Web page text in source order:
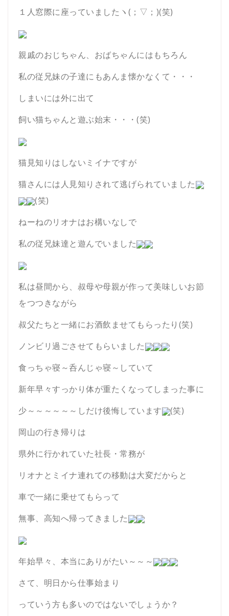
１人窓際に座っていましたヽ(；▽；)(笑)
親戚のおじちゃん、おばちゃんにはもちろん
私の従兄妹の子達にもあんま懐かなくて・・・
しまいには外に出て
飼い猫ちゃんと遊ぶ始末・・・(笑)
猫見知りはしないミイナですが
猫さんには人見知りされて逃げられていました
(笑)
ねーねのリオナはお構いなしで
私の従兄妹達と遊んでいました
私は昼間から、叔母や母親が作って美味しいお節
をつつきながら
叔父たちと一緒にお酒飲ませてもらったり(笑)
ノンビリ過ごさせてもらいました
食っちゃ寝～呑んじゃ寝～していて
新年早々すっかり体が重たくなってしまった事に
少～～～～～～しだけ後悔しています
(笑)
岡山の行き帰りは
県外に行かれていた社長・常務が
リオナとミイナ連れての移動は大変だからと
車で一緒に乗せてもらって
無事、高知へ帰ってきました
年始早々、本当にありがたい～～～
さて、明日から仕事始まり
っていう方も多いのではないでしょうか？